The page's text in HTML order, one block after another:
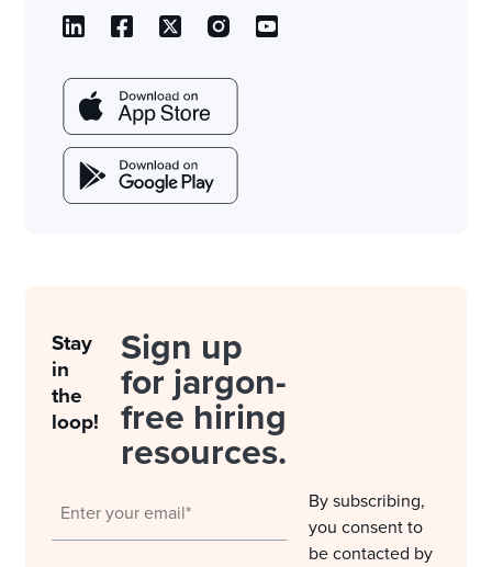
Stay
in
the
loop!
Sign up
for jargon-
free hiring
resources.
By subscribing,
you consent to
be contacted by